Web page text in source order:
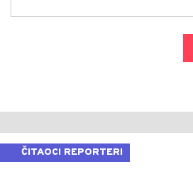
ČITAOCI REPORTERI